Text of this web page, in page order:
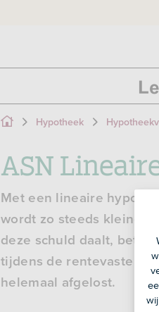
Hypotheek
ASN
Met een lineaire
wordt zo steeds kleiner.
deze schuld daalt,
tijdens de rentevaste
helemaal afgelost.